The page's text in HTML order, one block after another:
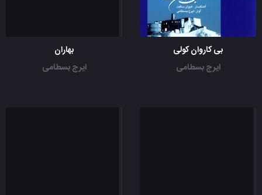
بی کاروان کولی
ایرج بسطامی
بهاران
ایرج بسطامی